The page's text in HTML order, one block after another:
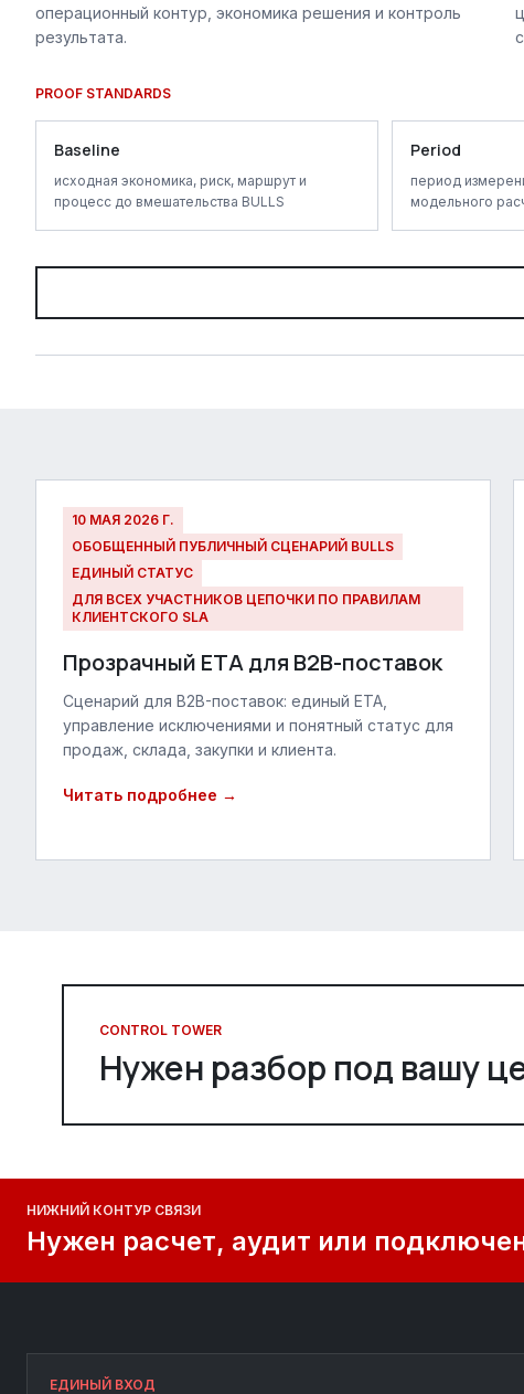
операционный контур, экономика решения и контроль
результата.
PROOF STANDARDS
Baseline
исходная экономика, риск, маршрут и
процесс до вмешательства BULLS
Period
период
модельного
10 МАЯ 2026 Г.
ОБОБЩЕННЫЙ ПУБЛИЧНЫЙ СЦЕНАРИЙ BULLS
ЕДИНЫЙ СТАТУС
ДЛЯ ВСЕХ УЧАСТНИКОВ ЦЕПОЧКИ ПО ПРАВИЛАМ
КЛИЕНТСКОГО SLA
Прозрачный ETA для B2B-поставок
Сценарий для B2B-поставок: единый ETA,
управление исключениями и понятный статус для
продаж, склада, закупки и клиента.
Читать подробнее →
CONTROL TOWER
Нужен разбор под вашу
НИЖНИЙ КОНТУР СВЯЗИ
Нужен расчет, аудит или
ЕДИНЫЙ ВХОД